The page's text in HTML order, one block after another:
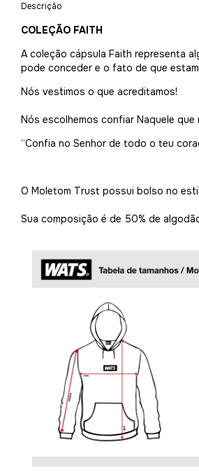
Descrição
COLEÇÃO FAITH
A coleção cápsula Faith representa
pode conceder e o fato de que
Nós vestimos o que acreditamos!
Nós escolhemos confiar Naquele que
“Confia no Senhor de todo o teu
O Moletom Trust possui bolso no
Sua composição é de 50% de